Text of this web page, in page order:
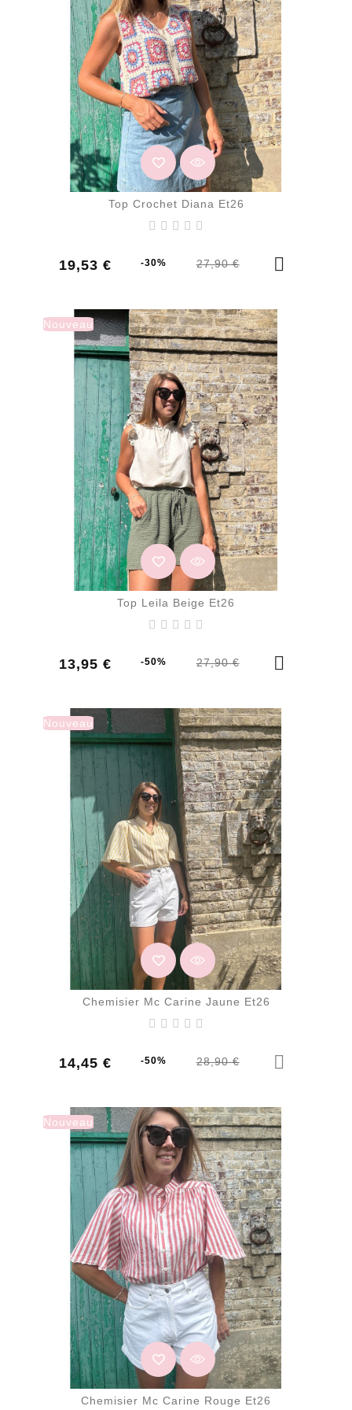
Top Crochet Diana Et26
19,53 €
Prix
-30% 27,90 €
Prix
Nouveau
Top Leila Beige Et26
13,95 €
Prix
-50% 27,90 €
Prix
Nouveau
Chemisier Mc Carine Jaune Et26
14,45 €
Prix
-50% 28,90 €
Prix
Nouveau
Chemisier Mc Carine Rouge Et26